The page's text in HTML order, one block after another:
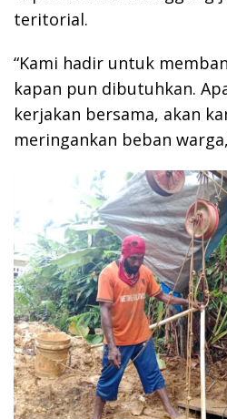
teritorial.
“Kami hadir untuk
kapan pun dibutuhkan.
kerjakan bersama, akan
meringankan beban